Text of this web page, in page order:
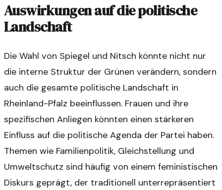
Auswirkungen auf die politische
Landschaft
Die Wahl von Spiegel und Nitsch könnte nicht nur
die interne Struktur der Grünen verändern, sondern
auch die gesamte politische Landschaft in
Rheinland-Pfalz beeinflussen. Frauen und ihre
spezifischen Anliegen könnten einen stärkeren
Einfluss auf die politische Agenda der Partei haben.
Themen wie Familienpolitik, Gleichstellung und
Umweltschutz sind häufig von einem feministischen
Diskurs geprägt, der traditionell unterrepräsentiert